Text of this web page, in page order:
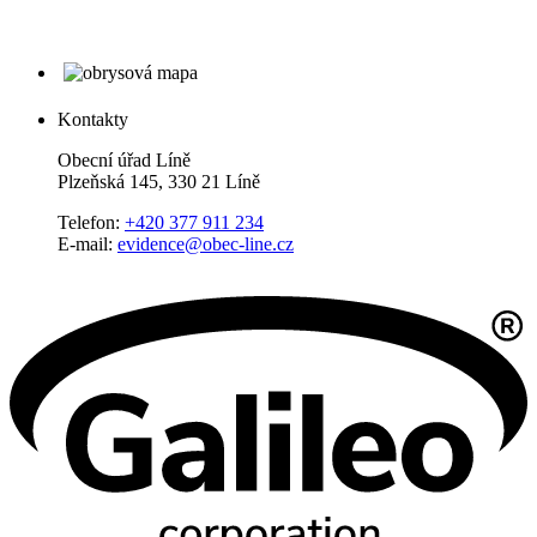
Kontakty
Obecní úřad Líně
Plzeňská 145, 330 21 Líně
Telefon: +420 377 911 234
E-mail: evidence@obec-line.cz